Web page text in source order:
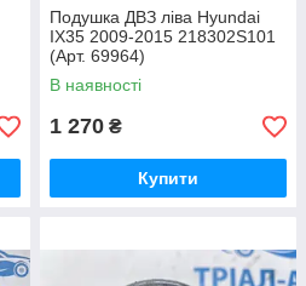
Подушка ДВЗ ліва Hyundai
IX35 2009-2015 218302S101
(Арт. 69964)
В наявності
1 270 ₴
Купити